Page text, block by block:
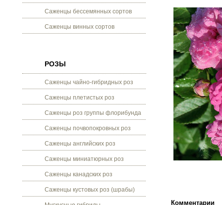
Саженцы бессемянных сортов
Саженцы винных сортов
РОЗЫ
Саженцы чайно-гибридных роз
Саженцы плетистых роз
Саженцы роз группы флорибунда
Саженцы почвопокровных роз
Саженцы английских роз
Саженцы миниатюрных роз
Саженцы канадских роз
Саженцы кустовых роз (шрабы)
Комментарии